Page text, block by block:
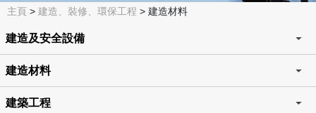
主頁 > 建造、裝修、環保工程 > 建造材料
建造及安全設備
建造材料
建築工程